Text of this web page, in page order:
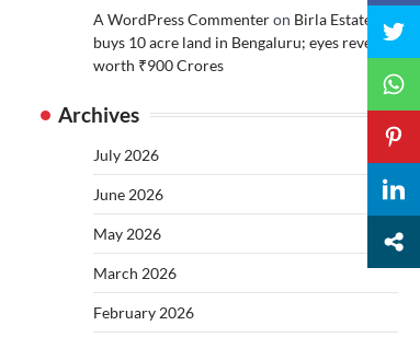
A WordPress Commenteron Birla Estates
buys 10 acre land in Bengaluru; eyes revenue
worth ₹900 Crores
Archives
July 2026
June 2026
May 2026
March 2026
February 2026